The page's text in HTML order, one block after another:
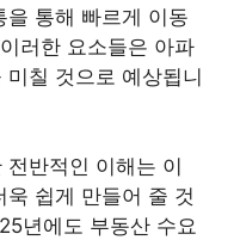
을 통해 빠르게 이동
러한 요소들은 아파
칠 것으로 예상됩니
반적인 이해는 이
쉽게 만들어 줄 것
년에도 부동산 수요